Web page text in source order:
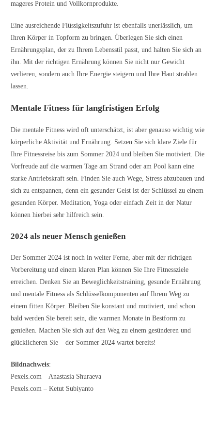
mageres Protein und Vollkornprodukte.
Eine ausreichende Flüssigkeitszufuhr ist ebenfalls unerlässlich, um
Ihren Körper in Topform zu bringen. Überlegen Sie sich einen
Ernährungsplan, der zu Ihrem Lebensstil passt, und halten Sie sich an
ihn. Mit der richtigen Ernährung können Sie nicht nur Gewicht
verlieren, sondern auch Ihre Energie steigern und Ihre Haut strahlen
lassen.
Mentale Fitness für langfristigen Erfolg
Die mentale Fitness wird oft unterschätzt, ist aber genauso wichtig wie
körperliche Aktivität und Ernährung. Setzen Sie sich klare Ziele für
Ihre Fitnessreise bis zum Sommer 2024 und bleiben Sie motiviert. Die
Vorfreude auf die warmen Tage am Strand oder am Pool kann eine
starke Antriebskraft sein. Finden Sie auch Wege, Stress abzubauen und
sich zu entspannen, denn ein gesunder Geist ist der Schlüssel zu einem
gesunden Körper. Meditation, Yoga oder einfach Zeit in der Natur
können hierbei sehr hilfreich sein.
2024 als neuer Mensch genießen
Der Sommer 2024 ist noch in weiter Ferne, aber mit der richtigen
Vorbereitung und einem klaren Plan können Sie Ihre Fitnessziele
erreichen. Denken Sie an Beweglichkeitstraining, gesunde Ernährung
und mentale Fitness als Schlüsselkomponenten auf Ihrem Weg zu
einem fitten Körper. Bleiben Sie konstant und motiviert, und schon
bald werden Sie bereit sein, die warmen Monate in Bestform zu
genießen. Machen Sie sich auf den Weg zu einem gesünderen und
glücklicheren Sie – der Sommer 2024 wartet bereits!
Bildnachweis:
Pexels.com – Anastasia Shuraeva
Pexels.com – Ketut Subiyanto